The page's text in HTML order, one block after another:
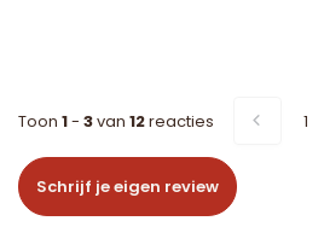
Toon 1- 3van 12reacties 1
Schrijf je eigen review